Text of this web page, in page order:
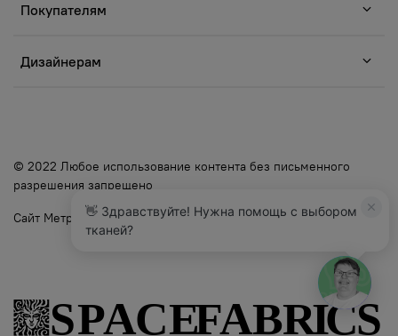
Покупателям
Дизайнерам
👋 Здравствуйте! Нужна помощь с выбором
тканей?
© 2022 Любое использование контента без письменного
разрешения запрещено
Сайт Метр Ткани